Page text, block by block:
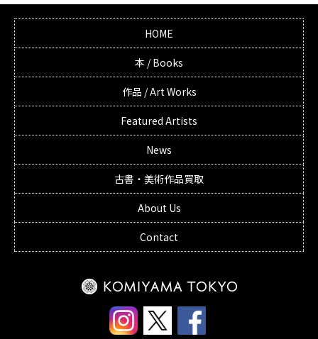
HOME
本 / Books
作品 / Art Works
Featured Artists
News
古書・美術作品買取
About Us
Contact